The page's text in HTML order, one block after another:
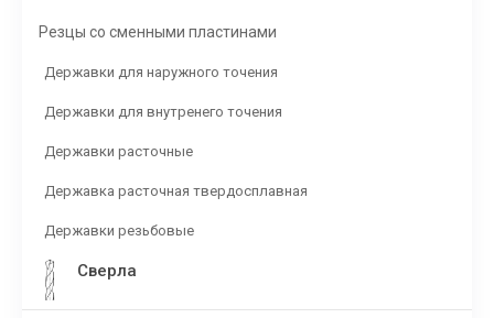
Резцы со сменными пластинами
Державки для наружного точения
Державки для внутренего точения
Державки расточные
Державка расточная твердосплавная
Державки резьбовые
Сверла